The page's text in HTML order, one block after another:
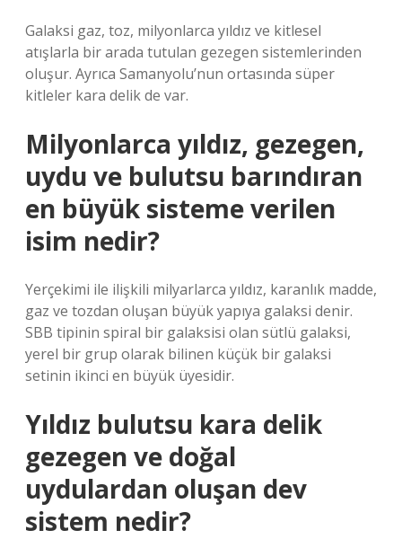
Galaksi gaz, toz, milyonlarca yıldız ve kitlesel
atışlarla bir arada tutulan gezegen sistemlerinden
oluşur. Ayrıca Samanyolu’nun ortasında süper
kitleler kara delik de var.
Milyonlarca yıldız, gezegen,
uydu ve bulutsu barındıran
en büyük sisteme verilen
isim nedir?
Yerçekimi ile ilişkili milyarlarca yıldız, karanlık madde,
gaz ve tozdan oluşan büyük yapıya galaksi denir.
SBB tipinin spiral bir galaksisi olan sütlü galaksi,
yerel bir grup olarak bilinen küçük bir galaksi
setinin ikinci en büyük üyesidir.
Yıldız bulutsu kara delik
gezegen ve doğal
uydulardan oluşan dev
sistem nedir?